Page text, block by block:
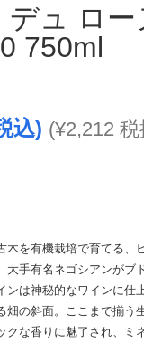
デュ ロー
750ml
込) (¥2,212 税
木を有機栽培で育てる、
大手有名ネゴシアンがブ
ンは神秘的なワインに仕
畑の斜面。ここまで揃う
クな香りに魅了され、ミ